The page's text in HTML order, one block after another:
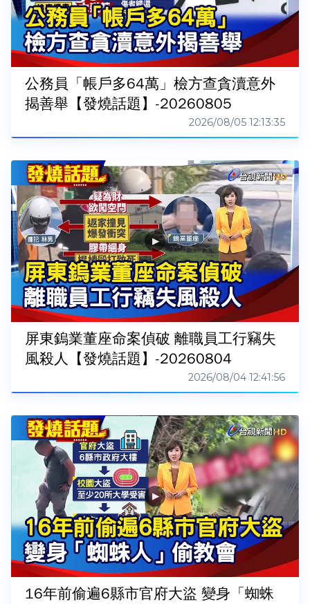
公務員「帳戶多64萬」檢方查貪瀆意外
揭善舉【發燒話題】-20260805
2026/08/05 12:13:35
屏東鎢業董座命案偵破 離職員工行竊失
風殺人【發燒話題】-20260804
2026/08/04 12:41:56
16年前偷遍6縣市官府大盜 變身「蜘蛛